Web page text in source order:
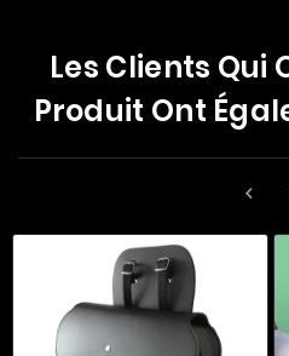
Les Clients Qui
Produit Ont
